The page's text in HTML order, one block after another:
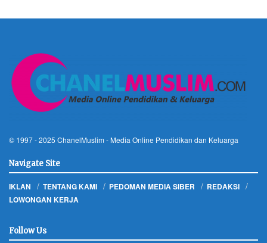
© 1997 - 2025 ChanelMuslim - Media Online Pendidikan dan Keluarga
Navigate Site
IKLAN TENTANG KAMI PEDOMAN MEDIA SIBER
REDAKSI
LOWONGAN KERJA
Follow Us